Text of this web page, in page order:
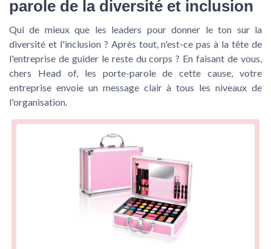
parole de la diversité et inclusion
Qui de mieux que les leaders pour donner le ton sur la
diversité et l'inclusion ? Après tout, n'est-ce pas à la tête de
l'entreprise de guider le reste du corps ? En faisant de vous,
chers Head of, les porte-parole de cette cause, votre
entreprise envoie un message clair à tous les niveaux de
l'organisation.